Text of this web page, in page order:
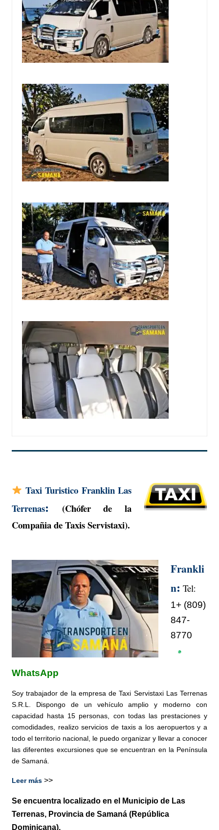
Taxi Turistico Franklin Las
Terrenas:
(Chófer de la
Compañia de Taxis Servistaxi).
Frankli
n: Tel:
1+ (809)
847-
8770
WhatsApp
Soy trabajador de la empresa de Taxi Servistaxi Las Terrenas
S.R.L.
Dispongo de un vehículo amplio y moderno con
capacidad hasta 15 personas , con todas las prestaciones y
comodidades, realizo servicios de taxis a los aeropuertos y a
todo el territorio nacional, le puedo organizar y llevar a conocer
las diferentes excursiones que se encuentran en la Península
de Samaná.
Leer más >>
Se encuentra localizado en el Municipio de Las
Terrenas, Provincia de Samaná (República
Dominicana).